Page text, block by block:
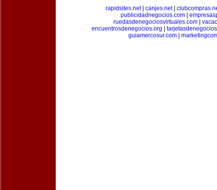
rapidsites.net| canjes.net|
publicidadnegocios.com
ruedasdenegociosvirtuales.com|
encuentrosdenegocios.org
guiamercosur.com